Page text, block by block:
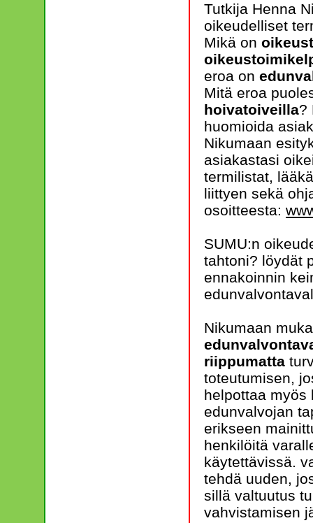
Tutkija Henna
oikeudelliset
Mikä on
eroa on
Mitä eroa
hoivatoiveilla?
huomioida
Nikumaan
asiakastasi
termilistat,
liittyen sekä
osoitteesta:
SUMU:n
tahtoni? löydät
ennakoinnin
Nikumaan
riippumatta
toteutumisen,
helpottaa myös
edunvalvojan
erikseen
henkilöitä
käytettävissä.
tehdä uuden,
sillä valtuutus
vahvistamisen